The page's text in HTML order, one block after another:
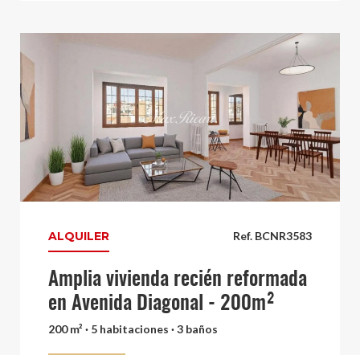
Ref. BCNR3583
ALQUILER
Amplia vivienda recién reformada
en Avenida Diagonal - 200m²
200 m² · 5 habitaciones · 3 baños